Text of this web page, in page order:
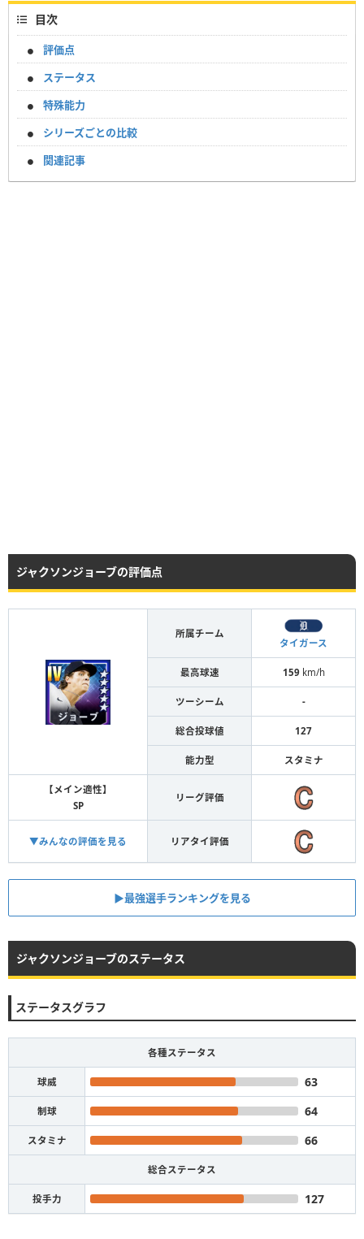
目次
評価点
ステータス
特殊能力
シリーズごとの比較
関連記事
ジャクソンジョーブの評価点
所属チーム
タイガース
最高球速 159km/h
ツーシーム -
総合投球値 127
能力型 スタミナ
【メイン適性】
SP
リーグ評価
▼みんなの評価を見る リアタイ評価
▶︎最強選手ランキングを見る
ジャクソンジョーブのステータス
ステータスグラフ
各種ステータス
球威 63
制球 64
スタミナ 66
総合ステータス
投手力 127